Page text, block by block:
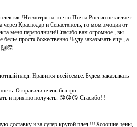
!Несмотря на то что Почта России оставляет
через Краснодар и Севастополь, но мом эмоции от
меня переполнили!Спасибо вам огромное , вы
белье просто божественно !Буду заказывать еще , а
плед. Нравится всей семье. Будем заказывать
Отправили очень быстро.
и приятно получать. 😘😘😘 Спасибо!!!
доставку и за супер крутой плед !!!Хорошие цены,